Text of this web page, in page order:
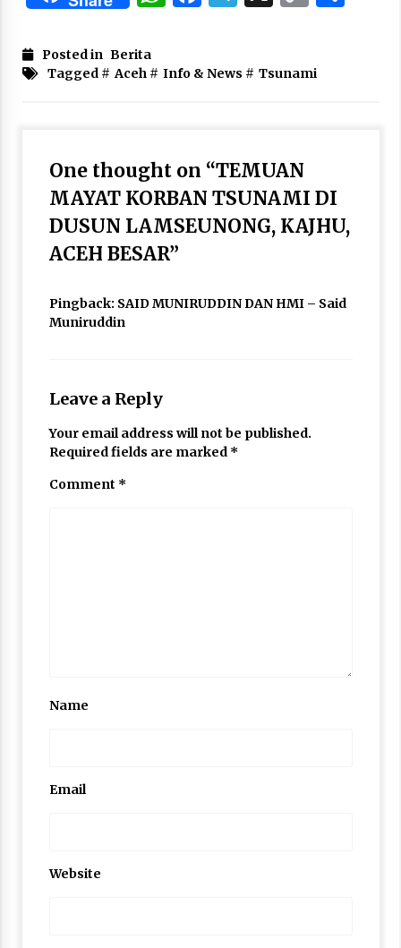
Posted in Berita
Tagged # Aceh # Info & News # Tsunami
One thought on “TEMUAN
MAYAT KORBAN TSUNAMI DI
DUSUN LAMSEUNONG, KAJHU,
ACEH BESAR”
Pingback: SAID MUNIRUDDIN DAN HMI – Said
Muniruddin
Leave a Reply
Your email address will not be published.
Required fields are marked *
Comment *
Name
Email
Website